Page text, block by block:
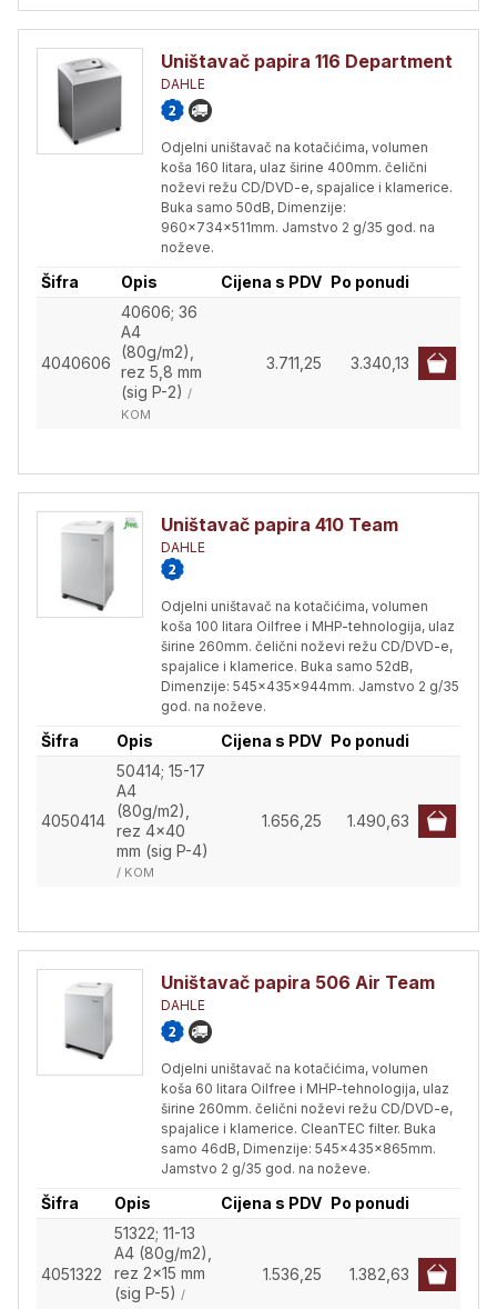
Uništavač papira 116 Department
DAHLE
Odjelni uništavač na kotačićima, volumen
koša 160 litara, ulaz širine 400mm. čelični
noževi režu CD/DVD-e, spajalice i klamerice.
Buka samo 50dB, Dimenzije:
960x734x511mm. Jamstvo 2 g/35 god. na
noževe.
Šifra Opis Cijena s PDV Po ponudi
4040606
40606; 36
A4
(80g/m2),
rez 5,8 mm
(sig P-2) /
KOM
3.711,25 3.340,13
Uništavač papira 410 Team
DAHLE
Odjelni uništavač na kotačićima, volumen
koša 100 litara Oilfree i MHP-tehnologija, ulaz
širine 260mm. čelični noževi režu CD/DVD-e,
spajalice i klamerice. Buka samo 52dB,
Dimenzije: 545x435x944mm. Jamstvo 2 g/35
god. na noževe.
Šifra Opis Cijena s PDV Po ponudi
4050414
50414; 15-17
A4
(80g/m2),
rez 4x40
mm (sig P-4)
/ KOM
1.656,25 1.490,63
Uništavač papira 506 Air Team
DAHLE
Odjelni uništavač na kotačićima, volumen
koša 60 litara Oilfree i MHP-tehnologija, ulaz
širine 260mm. čelični noževi režu CD/DVD-e,
spajalice i klamerice. CleanTEC filter. Buka
samo 46dB, Dimenzije: 545x435x865mm.
Jamstvo 2 g/35 god. na noževe.
Šifra Opis Cijena s PDV Po ponudi
4051322
51322; 11-13
A4 (80g/m2),
rez 2x15 mm
(sig P-5) /
1.536,25 1.382,63